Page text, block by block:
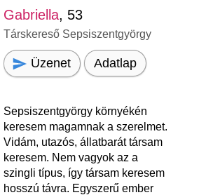
Gabriella, 53
Társkereső Sepsiszentgyörgy
Üzenet Adatlap
Sepsiszentgyörgy környékén
keresem magamnak a szerelmet.
Vidám, utazós, állatbarát társam
keresem. Nem vagyok az a
szingli típus, így társam keresem
hosszú távra. Egyszerű ember